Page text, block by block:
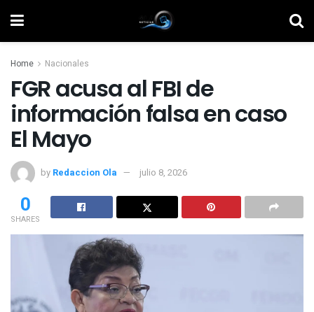
Home Nacionales
FGR acusa al FBI de
información falsa en caso
El Mayo
by Redaccion Ola julio 8, 2026
0
SHARES